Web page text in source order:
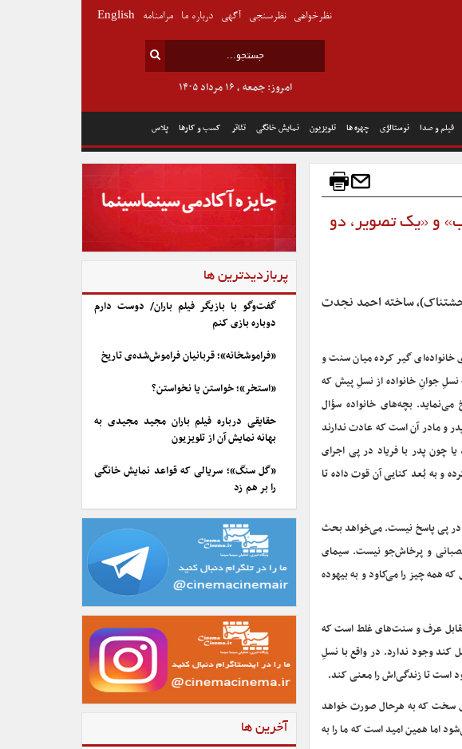
فیلم و صدا نوستالژی چهره ها تلویزیون نمایش خانگی تئاتر کسب و کارها پلاس
امروز: جمعه , ۱۶ مرداد ۱۴۰۵
نظرخواهی نظرسنجی آگهی درباره ما مرامنامه English
و «یک تصویر، دو
ساخته احمد نجدت
گیر کرده میان سنت و
جوانِ خانواده از نسلِ پیش که
بچه‌های خانواده سؤال
و مادر آن است که عادت ندارند
چون پدر با فریاد در پی اجرای
و به بُعد کنایی آن قوت داده تا
پی پاسخ نیست. می‌خواهد بحث
و پرخاش‌جو نیست. سیمای
همه چیز را می‌کاود و به بیهوده
عرف و سنت‌های غلط است که
کند وجود ندارد. در واقع با نسلِ
است تا زندگی‌اش را معنی کند.
سخت که به هرحال صورت خواهد
اما همین امید است که ما را به
پربازدیدترین ها
گفت‌وگو با بازیگر فیلم باران/ دوست دارم
دوباره بازی کنم
«فراموشخانه»؛ قربانیان فراموش‌شده‌ی تاریخ
«استخر»؛ خواستن یا نخواستن؟
حقایقی درباره فیلم باران مجید مجیدی به
بهانه نمایش آن از تلویزیون
«گل سنگ»؛ سریالی که قواعد نمایش خانگی
را بر هم زد
آخرین ها